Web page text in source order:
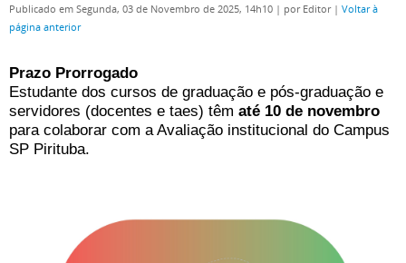
Publicado em Segunda, 03 de Novembro de 2025, 14h10 | por Editor | Voltar à
página anterior
Prazo Prorrogado
Estudante dos cursos de graduação e pós-graduação e
servidores (docentes e taes) têm até 10 de novembro
para colaborar com a Avaliação institucional do Campus
SP Pirituba.